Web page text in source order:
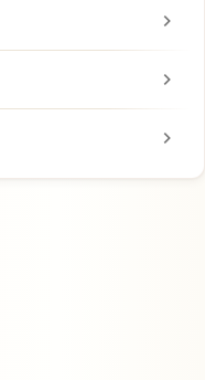
chevron_right
chevron_right
chevron_right